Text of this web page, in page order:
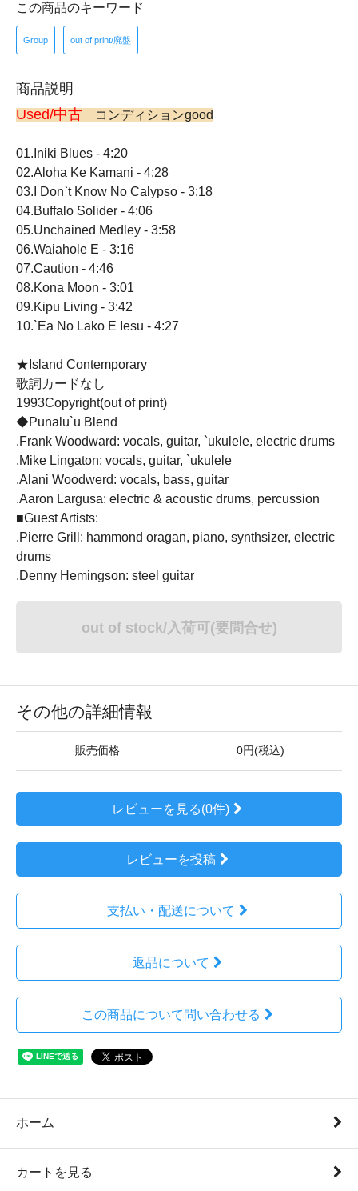
この商品のキーワード
Group out of print/廃盤
商品説明
Used/中古 コンディションgood
01.Iniki Blues - 4:20
02.Aloha Ke Kamani - 4:28
03.I Don`t Know No Calypso - 3:18
04.Buffalo Solider - 4:06
05.Unchained Medley - 3:58
06.Waiahole E - 3:16
07.Caution - 4:46
08.Kona Moon - 3:01
09.Kipu Living - 3:42
10.`Ea No Lako E Iesu - 4:27
★Island Contemporary
歌詞カードなし
1993Copyright(out of print)
◆Punalu`u Blend
.Frank Woodward: vocals, guitar, `ukulele, electric drums
.Mike Lingaton: vocals, guitar, `ukulele
.Alani Woodwerd: vocals, bass, guitar
.Aaron Largusa: electric & acoustic drums, percussion
■Guest Artists:
.Pierre Grill: hammond oragan, piano, synthsizer, electric
drums
.Denny Hemingson: steel guitar
out of stock/入荷可(要問合せ)
その他の詳細情報
販売価格 0円(税込)
レビューを見る(0件)
レビューを投稿
支払い・配送について
返品について
この商品について問い合わせる
ホーム
カートを見る